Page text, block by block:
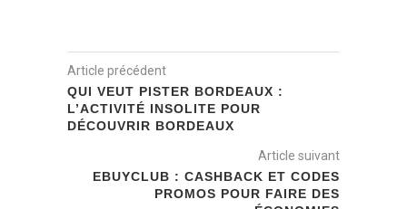
Article précédent
QUI VEUT PISTER BORDEAUX :
L’ACTIVITÉ INSOLITE POUR
DÉCOUVRIR BORDEAUX
Article suivant
EBUYCLUB : CASHBACK ET CODES
PROMOS POUR FAIRE DES